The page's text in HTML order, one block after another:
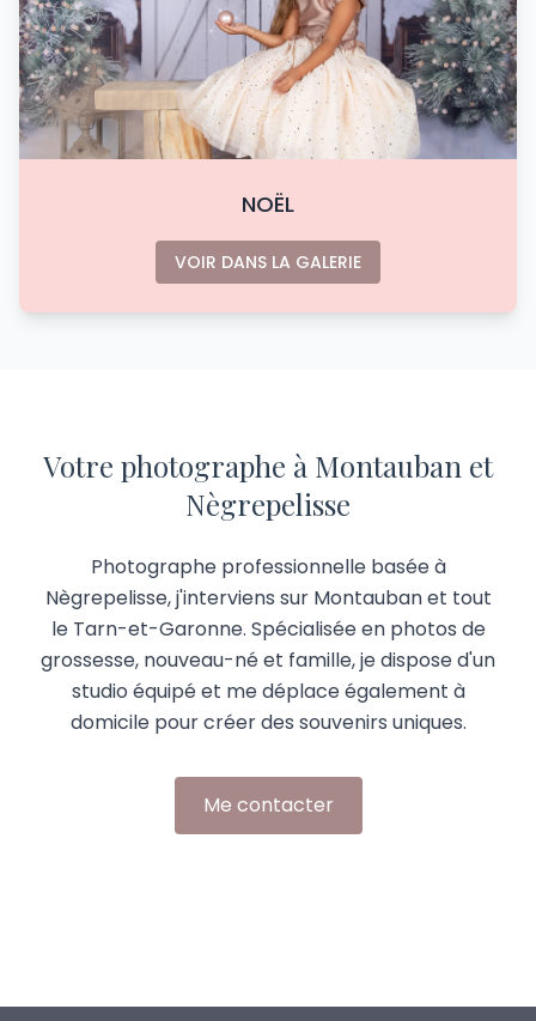
NOËL
VOIR DANS LA GALERIE
Votre photographe à Montauban et
Nègrepelisse
Photographe professionnelle basée à
Nègrepelisse, j'interviens sur Montauban et tout
le Tarn-et-Garonne. Spécialisée en photos de
grossesse, nouveau-né et famille, je dispose d'un
studio équipé et me déplace également à
domicile pour créer des souvenirs uniques.
Me contacter